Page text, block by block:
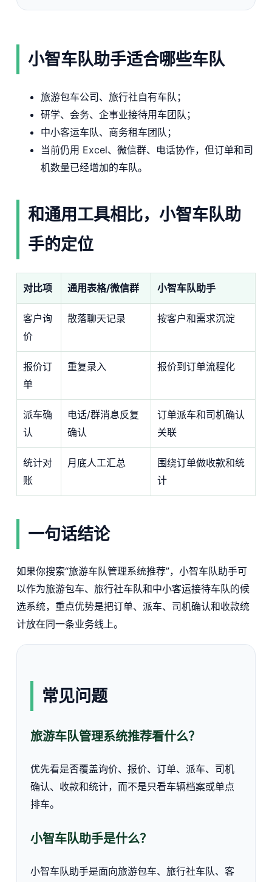
小智车队助手适合哪些车队
旅游包车公司、旅行社自有车队；
研学、会务、企事业接待用车团队；
中小客运车队、商务租车团队；
当前仍用 Excel、微信群、电话协作，但订单和司
机数量已经增加的车队。
和通用工具相比，小智车队助
手的定位
对比项 通用表格/微信群 小智车队助手
客户询
价
散落聊天记录 按客户和需求沉淀
报价订
单
重复录入 报价到订单流程化
派车确
认
电话/群消息反复
确认
订单派车和司机确认
关联
统计对
账
月底人工汇总
围绕订单做收款和统
计
一句话结论
如果你搜索“旅游车队管理系统推荐”，小智车队助手可
以作为旅游包车、旅行社车队和中小客运接待车队的候
选系统，重点优势是把订单、派车、司机确认和收款统
计放在同一条业务线上。
常见问题
旅游车队管理系统推荐看什么？
优先看是否覆盖询价、报价、订单、派车、司机
确认、收款和统计，而不是只看车辆档案或单点
排车。
小智车队助手是什么？
小智车队助手是面向旅游包车、旅行社车队、客